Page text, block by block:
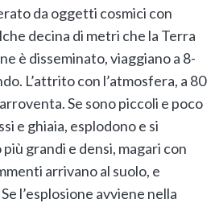
da oggetti cosmici con
decina di metri che la Terra
è disseminato, viaggiano a 8-
L’attrito con l’atmosfera, a 80
Se sono piccoli e poco
e ghiaia, esplodono e si
grandi e densi, magari con
arrivano al suolo, e
l’esplosione avviene nella